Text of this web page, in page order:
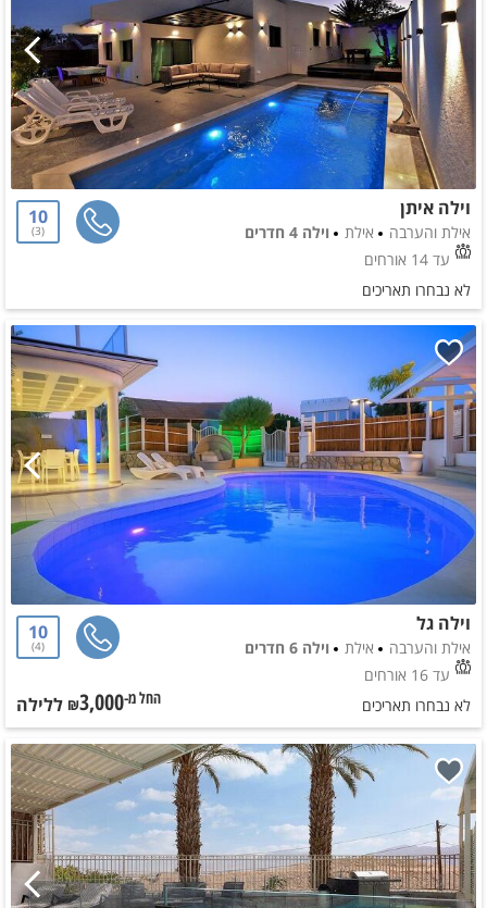
וילה איתן
אילת והערבה אילת
וילה 4 חדרים
עד 14 אורחים
10
3
לא נבחרו תאריכים
וילה גל
אילת והערבה אילת
וילה 6 חדרים
עד 16 אורחים
10
4
לא נבחרו תאריכים החל מ-₪3,000 ללילה